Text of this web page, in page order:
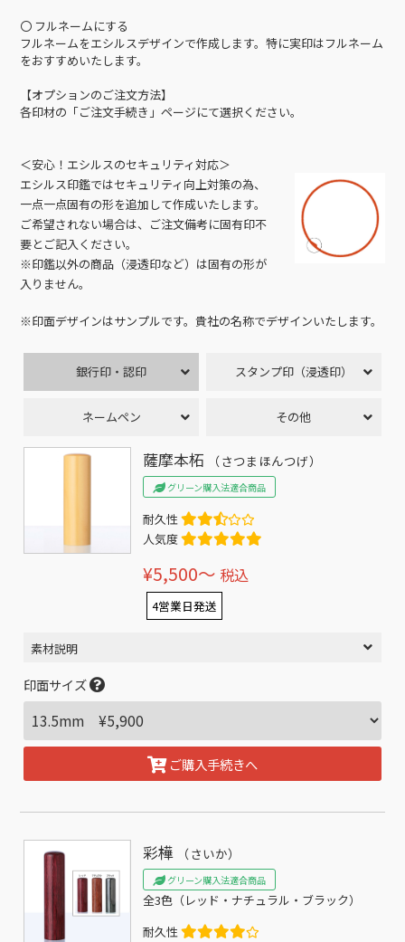
〇 フルネームにする
フルネームをエシルスデザインで作成します。特に実印はフルネーム
をおすすめいたします。
【オプションのご注文方法】
各印材の「ご注文手続き」ページにて選択ください。
＜安心！エシルスのセキュリティ対応＞
エシルス印鑑ではセキュリティ向上対策の為、
一点一点固有の形を追加して作成いたします。
ご希望されない場合は、ご注文備考に固有印不
要とご記入ください。
※印鑑以外の商品（浸透印など）は固有の形が
入りません。
※印面デザインはサンプルです。貴社の名称でデザインいたします。
銀行印・認印 スタンプ印（浸透印）
ネームペン その他
薩摩本柘 （さつまほんつげ）
グリーン購入法適合商品
耐久性
人気度
¥5,500〜 税込
4営業日発送
素材説明
印面サイズ
ご購入手続きへ
彩樺 （さいか）
グリーン購入法適合商品
全3色（レッド・ナチュラル・ブラック）
耐久性